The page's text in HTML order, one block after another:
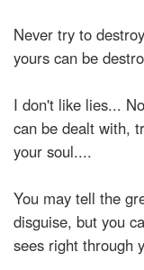
Never try to
yours can be
I don't like lies...
can be dealt with,
your soul....
You may tell the
disguise, but you
sees right through